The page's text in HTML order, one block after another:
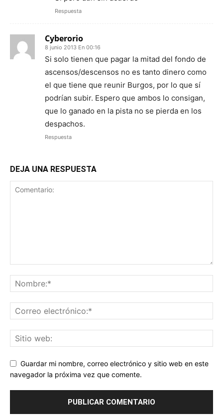
Respuesta
Cyberorio
8 junio 2013 En 00:16
Si solo tienen que pagar la mitad del fondo de
ascensos/descensos no es tanto dinero como
el que tiene que reunir Burgos, por lo que sí
podrían subir. Espero que ambos lo consigan,
que lo ganado en la pista no se pierda en los
despachos.
Respuesta
DEJA UNA RESPUESTA
Guardar mi nombre, correo electrónico y sitio web en este
navegador la próxima vez que comente.